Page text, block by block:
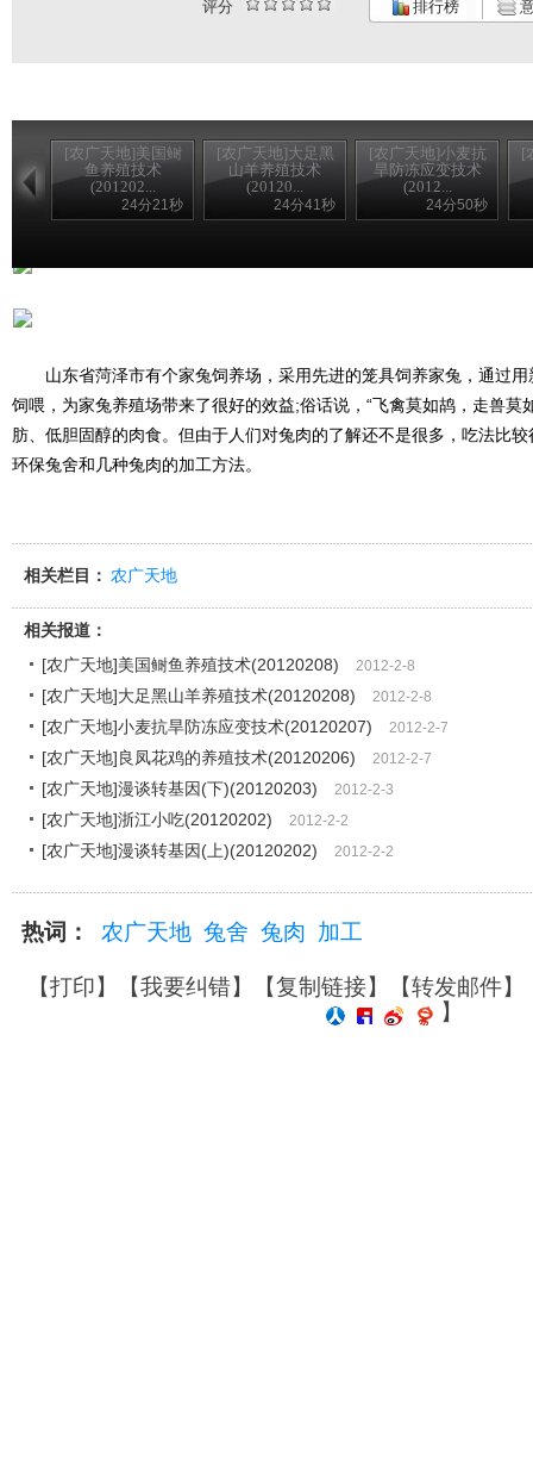
评分 排行榜
[农广天地]美国鲥
鱼养殖技术
(201202...
24分21秒
[农广天地]大足黑
山羊养殖技术
(20120...
24分41秒
[农广天地]小麦抗
旱防冻应变技术
(2012...
24分50秒
[
山东省菏泽市有个家兔饲养场，采用先进的笼具饲养家兔，通过用
饲喂，为家兔养殖场带来了很好的效益;俗话说，“飞禽莫如鸪，走兽莫
肪、低胆固醇的肉食。但由于人们对兔肉的了解还不是很多，吃法比
环保兔舍和几种兔肉的加工方法。
相关栏目： 农广天地
相关报道：
[农广天地]美国鲥鱼养殖技术(20120208)
2012-2-8
[农广天地]大足黑山羊养殖技术(20120208) 2012-2-8
[农广天地]小麦抗旱防冻应变技术(20120207) 2012-2-7
[农广天地]良凤花鸡的养殖技术(20120206) 2012-2-7
[农广天地]漫谈转基因(下)(20120203) 2012-2-3
[农广天地]浙江小吃(20120202) 2012-2-2
[农广天地]漫谈转基因(上)(20120202) 2012-2-2
热词： 农广天地 兔舍 兔肉 加工
【打印】【我要纠错】【复制链接】【转发邮件】
】